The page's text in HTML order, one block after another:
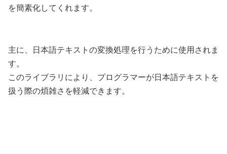
を簡素化してくれます。
主に、日本語テキストの変換処理を行うために使用されま
す。
このライブラリにより、プログラマーが日本語テキストを
扱う際の煩雑さを軽減できます。